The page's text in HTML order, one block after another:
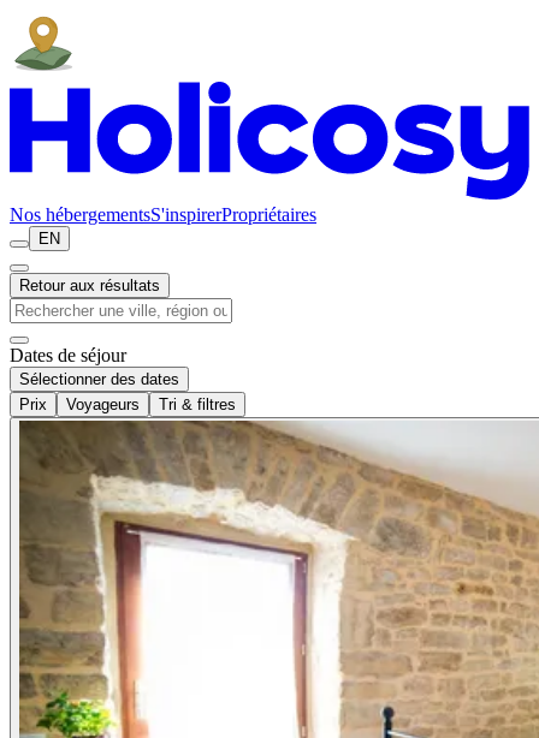
Nos hébergementsS'inspirerPropriétaires
EN
Retour aux résultats
Dates de séjour
Sélectionner des dates
Prix
Voyageurs Tri & filtres